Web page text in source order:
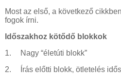
Most az első, a következő
fogok írni.
Időszakhoz kötődő blokkok
1.
Nagy “életúti blokk”
2.
Írás előtti blokk, ötletelés